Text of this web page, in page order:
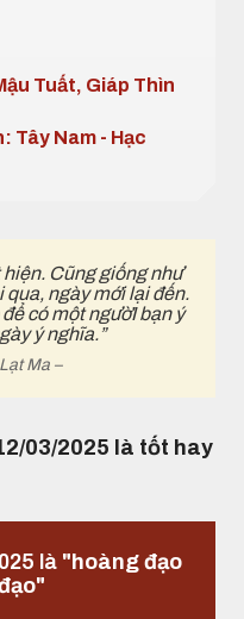
Tuất, Giáp Thìn
Tây Nam - Hạc
hiện. Cũng giống như
qua, ngày mới lại đến.
có một ngườI bạn ý
ý nghĩa.”
Ma –
03/2025 là tốt hay
là "hoàng đạo